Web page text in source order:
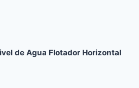
de Agua Flotador Horizontal